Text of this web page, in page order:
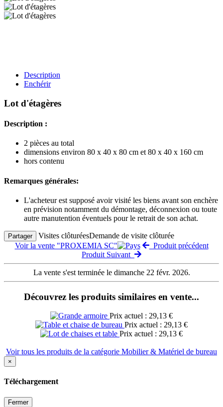
Description
Enchérir
Lot d'étagères
Description :
2 pièces au total
dimensions environ 80 x 40 x 80 cm et 80 x 40 x 160 cm
hors contenu
Remarques générales:
L'acheteur est supposé avoir visité les biens avant son enchère
en prévision notamment du démontage, déconnexion ou toute
autre manutention éventuels pour le retrait de son achat.
Partager Visites clôturéesDemande de visite clôturée
Voir la vente "PROXEMIA SC"
Produit précédent
Produit Suivant
La vente s'est terminée le dimanche 22 févr. 2026.
Découvrez les produits similaires en vente...
Prix actuel : 29,13 €
Prix actuel : 29,13 €
Prix actuel : 29,13 €
Voir tous les produits de la catégorie Mobilier & Matériel de bureau
×
Téléchargement
Fermer